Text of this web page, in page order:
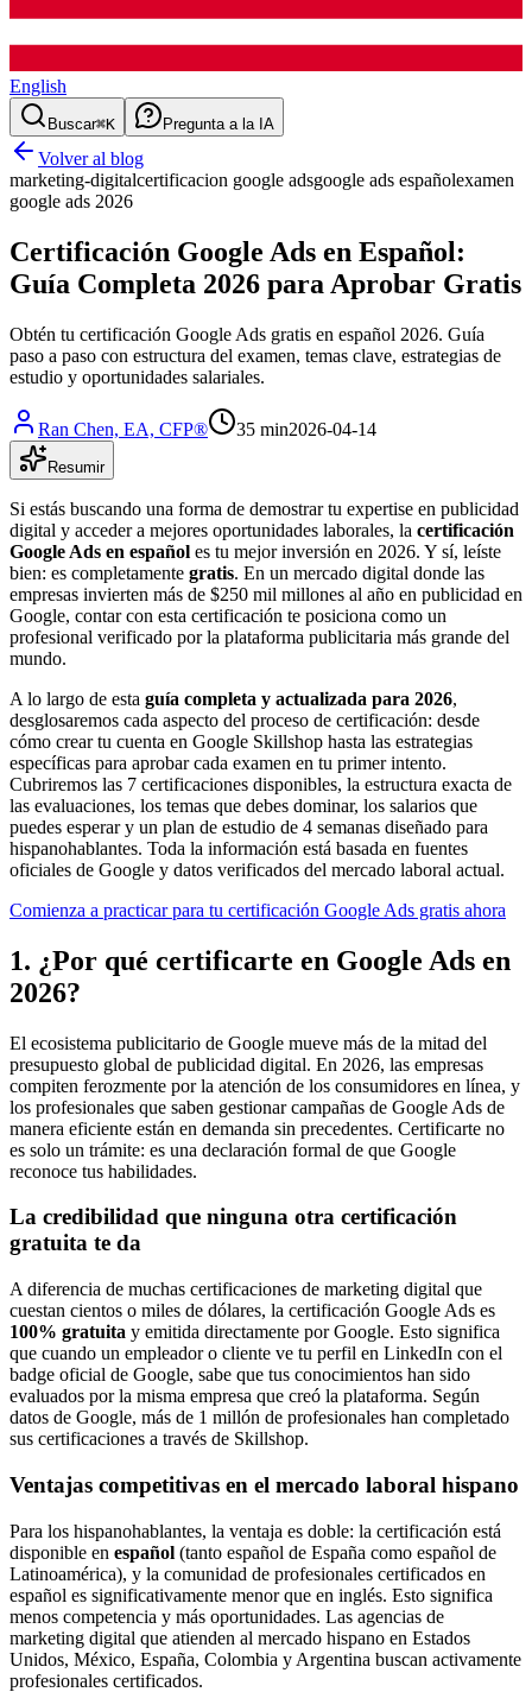
English
Buscar⌘K Pregunta a la IA
Volver al blog
marketing-digitalcertificacion google adsgoogle ads españolexamen
google ads 2026
Certificación Google Ads en Español:
Guía Completa 2026 para Aprobar Gratis
Obtén tu certificación Google Ads gratis en español 2026. Guía
paso a paso con estructura del examen, temas clave, estrategias de
estudio y oportunidades salariales.
Ran Chen, EA, CFP® 35 min2026-04-14
Resumir
Si estás buscando una forma de demostrar tu expertise en publicidad
digital y acceder a mejores oportunidades laborales, la certificación
Google Ads en español es tu mejor inversión en 2026. Y sí, leíste
bien: es completamente gratis. En un mercado digital donde las
empresas invierten más de $250 mil millones al año en publicidad en
Google, contar con esta certificación te posiciona como un
profesional verificado por la plataforma publicitaria más grande del
mundo.
A lo largo de esta guía completa y actualizada para 2026,
desglosaremos cada aspecto del proceso de certificación: desde
cómo crear tu cuenta en Google Skillshop hasta las estrategias
específicas para aprobar cada examen en tu primer intento.
Cubriremos las 7 certificaciones disponibles, la estructura exacta de
las evaluaciones, los temas que debes dominar, los salarios que
puedes esperar y un plan de estudio de 4 semanas diseñado para
hispanohablantes. Toda la información está basada en fuentes
oficiales de Google y datos verificados del mercado laboral actual.
Comienza a practicar para tu certificación Google Ads gratis ahora
1. ¿Por qué certificarte en Google Ads en
2026?
El ecosistema publicitario de Google mueve más de la mitad del
presupuesto global de publicidad digital. En 2026, las empresas
compiten ferozmente por la atención de los consumidores en línea, y
los profesionales que saben gestionar campañas de Google Ads de
manera eficiente están en demanda sin precedentes. Certificarte no
es solo un trámite: es una declaración formal de que Google
reconoce tus habilidades.
La credibilidad que ninguna otra certificación
gratuita te da
A diferencia de muchas certificaciones de marketing digital que
cuestan cientos o miles de dólares, la certificación Google Ads es
100% gratuita y emitida directamente por Google. Esto significa
que cuando un empleador o cliente ve tu perfil en LinkedIn con el
badge oficial de Google, sabe que tus conocimientos han sido
evaluados por la misma empresa que creó la plataforma. Según
datos de Google, más de 1 millón de profesionales han completado
sus certificaciones a través de Skillshop.
Ventajas competitivas en el mercado laboral hispano
Para los hispanohablantes, la ventaja es doble: la certificación está
disponible en español (tanto español de España como español de
Latinoamérica), y la comunidad de profesionales certificados en
español es significativamente menor que en inglés. Esto significa
menos competencia y más oportunidades. Las agencias de
marketing digital que atienden al mercado hispano en Estados
Unidos, México, España, Colombia y Argentina buscan activamente
profesionales certificados.